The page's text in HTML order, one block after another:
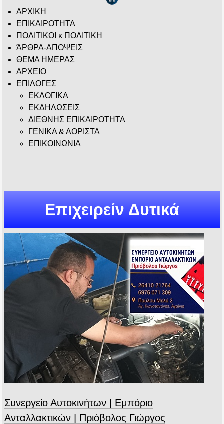
ΑΡΧΙΚΗ
ΕΠΙΚΑΙΡΟΤΗΤΑ
ΠΟΛΙΤΙΚΟΙ κ ΠΟΛΙΤΙΚΗ
ΆΡΘΡΑ-ΑΠΟΨΕΙΣ
ΘΕΜΑ ΗΜΕΡΑΣ
ΑΡΧΕΙΟ
ΕΠΙΛΟΓΕΣ
ΕΚΛΟΓΙΚΑ
ΕΚΔΗΛΩΣΕΙΣ
ΔΙΕΘΝΗΣ ΕΠΙΚΑΙΡΟΤΗΤΑ
ΓΕΝΙΚΑ & ΑΟΡΙΣΤΑ
ΕΠΙΚΟΙΝΩΝΙΑ
Επιχειρείν Δυτικά
Συνεργείο Αυτοκινήτων | Εμπόριο
Ανταλλακτικών | Πριόβολος Γιώργος